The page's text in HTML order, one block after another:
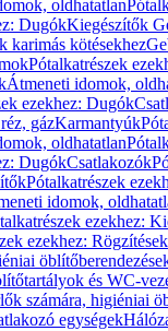
oldhatatlan
DugókKiegészítők
karimás kötésekhez
Pótalkatrészek
Átmeneti idomok,
ezekhez: Dugók
gázKarmantyúk
oldhatatlan
DugókCsatlakozók
Pótalkatrészek
idomok,
ezekhez:
ezekhez: Rögzítések
és WC-
számára, higiéniai
egységek